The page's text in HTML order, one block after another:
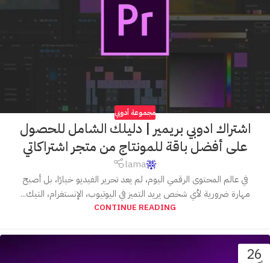
مجموعة أدوبي
اشتراك ادوبي بريمير | دليلك الشامل للحصول
على أفضل باقة للمونتاج من متجر اشتراكاتي
lama
في عالم المحتوى الرقمي اليوم، لم يعد تحرير الفيديو خيارًا، بل أصبح
مهارة ضرورية لأي شخص يريد التميز في اليوتيوب، الإنستغرام، التيك...
CONTINUE READING
26